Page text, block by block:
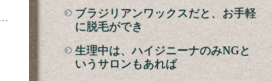
ブラジリアンワックスだと、お手軽
に脱毛ができ
生理中は、ハイジニーナのみNGと
いうサロンもあれば